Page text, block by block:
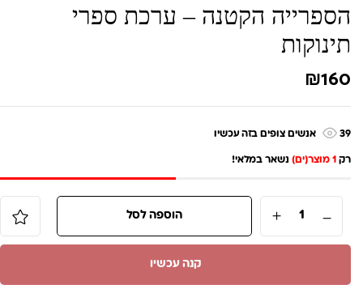
הספרייה הקטנה – ערכת ספרי
תינוקות
₪160
39 אנשים צופים בזה עכשיו
רק 1 מוצר(ים) נשאר במלאי!
הוספה לסל
קנה עכשיו